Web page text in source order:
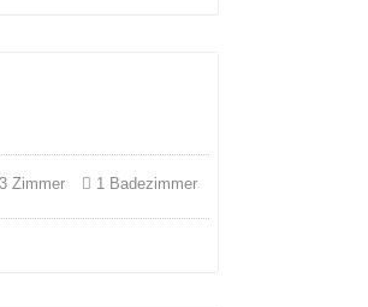
3 Zimmer 1 Badezimmer